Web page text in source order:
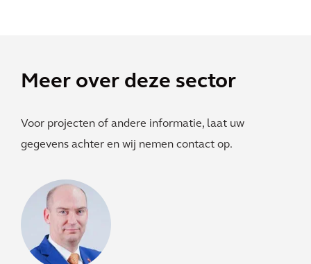
Meer over deze sector
Voor projecten of andere informatie, laat uw
gegevens achter en wij nemen contact op.